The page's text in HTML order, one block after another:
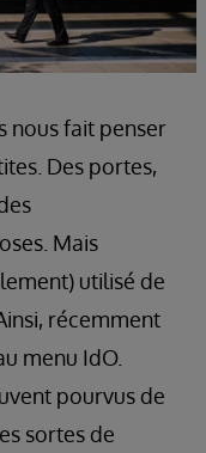
nous fait penser
Des portes,
Mais
utilisé de
récemment
menu IdO.
pourvus de
sortes de